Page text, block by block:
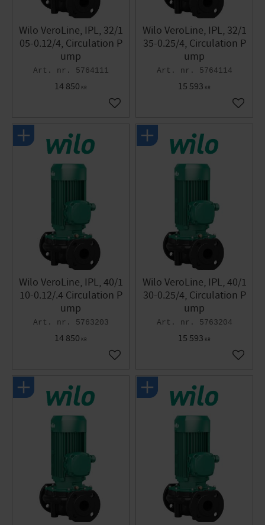
Wilo VeroLine, IPL, 32/1
05-0.12/4, Circulation P
ump
5764111
14 850 KR
Add to favorites
Wilo VeroLine, IPL, 32/1
35-0.25/4, Circulation P
ump
5764114
15 593 KR
Add
Wilo VeroLine, IPL, 40/1
10-0.12/.4 Circulation P
ump
5763203
14 850 KR
Add to favorites
Wilo VeroLine, IPL, 40/1
30-0.25/4, Circulation P
ump
5763204
15 593 KR
Add